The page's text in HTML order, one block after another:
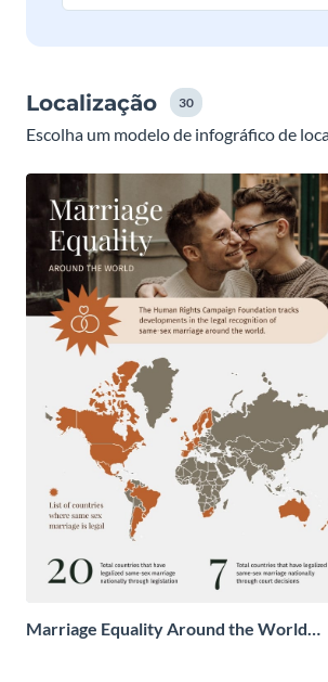
Localização 30
Escolha um modelo de infográfico de
Marriage Equality Around the World